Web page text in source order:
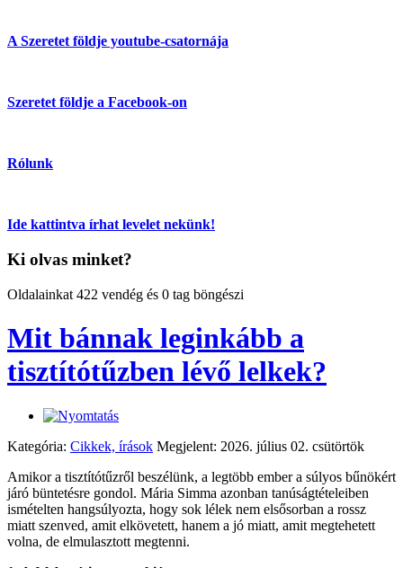
A Szeretet földje youtube-csatornája
Szeretet földje a Facebook-on
Rólunk
Ide kattintva írhat levelet nekünk!
Ki olvas minket?
Oldalainkat 422 vendég és 0 tag böngészi
Mit bánnak leginkább a
tisztítótűzben lévő lelkek?
Kategória: Cikkek, írások Megjelent: 2026. július 02. csütörtök
Amikor a tisztítótűzről beszélünk, a legtöbb ember a súlyos bűnökért
járó büntetésre gondol. Mária Simma azonban tanúságtételeiben
ismételten hangsúlyozta, hogy sok lélek nem elsősorban a rossz
miatt szenved, amit elkövetett, hanem a jó miatt, amit megtehetett
volna, de elmulasztott megtenni.